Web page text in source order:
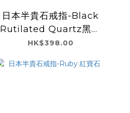
日本半貴石戒指-Black
Rutilated Quartz黑髮
晶
HK$398.00